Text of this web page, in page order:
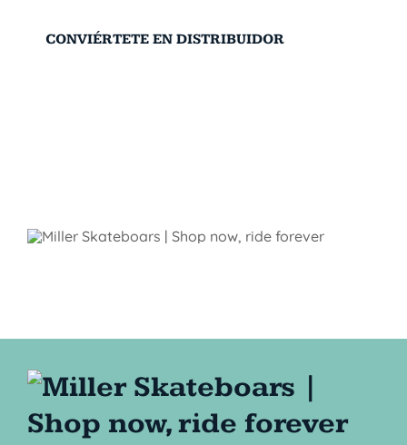
CONVIÉRTETE EN DISTRIBUIDOR